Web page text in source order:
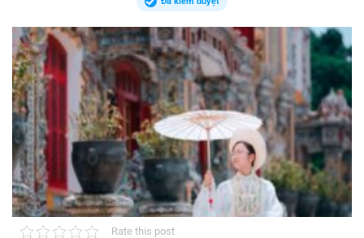
Rate this post